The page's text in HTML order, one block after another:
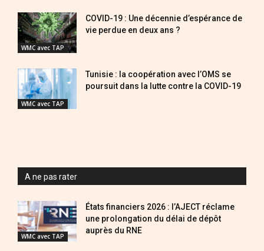
WMC avec TAP
COVID-19 : Une décennie d’espérance de
vie perdue en deux ans ?
WMC avec TAP
Tunisie : la coopération avec l’OMS se
poursuit dans la lutte contre la COVID-19
A ne pas rater
WMC avec TAP
États financiers 2026 : l’AJECT réclame
une prolongation du délai de dépôt
auprès du RNE